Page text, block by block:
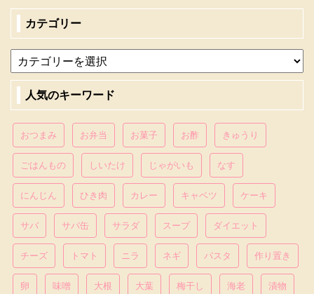
カテゴリー
人気のキーワード
おつまみ お弁当 お菓子 お酢 きゅうり
ごはんもの しいたけ じゃがいも なす
にんじん ひき肉 カレー キャベツ ケーキ
サバ サバ缶 サラダ スープ ダイエット
チーズ トマト ニラ ネギ パスタ 作り置き
卵 味噌 大根 大葉 梅干し 海老 漬物